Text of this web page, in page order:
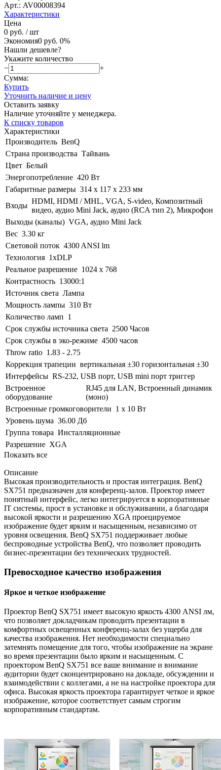
Арт.: AV00008394
Характеристики
Цена
0 руб. / шт
Экономия0 руб. 0%
Нашли дешевле?
Укажите количество
−
+
Сумма:
Купить
Уточнить наличие и цену
Оставить заявку
Наличие уточняйте у менеджера.
К списку товаров
Характеристики
Производитель BenQ
Страна производства Тайвань
Цвет Белый
Энергопотребление 420 Вт
Габаритные размеры 314 x 117 x 233 мм
Входы
HDMI, HDMI / MHL, VGA, S-video, Композитный
видео, аудио Mini Jack, аудио (RCA тип 2), Микрофон
Выходы (каналы) VGA, аудио Mini Jack
Вес 3.30 кг
Световой поток 4300 ANSI lm
Технология 1xDLP
Реальное разрешение 1024 x 768
Контрастность 13000:1
Источник света Лампа
Мощность лампы 310 Вт
Количество ламп 1
Срок службы источника света 2500 Часов
Срок службы в эко-режиме 4500 часов
Throw ratio 1.83 - 2.75
Коррекция трапеции вертикальная ±30 горизонтальная ±30
Интерфейсы RS-232, USB порт, USB mini порт триггер
Встроенное
оборудование
RJ45 для LAN, Встроенный динамик
(моно)
Встроенные громкоговорители 1 x 10 Вт
Уровень шума 36.00 Дб
Группа товара Инсталляционные
Разрешение XGA
Показать все
Описание
Высокая производительность и простая интеграция. BenQ
SX751 предназначен для конференц-залов. Проектор имеет
понятный интерфейс, легко интегрируется в корпоративные
IT системы, прост в установке и обслуживании, а благодаря
высокой яркости и разрешению XGA проецируемое
изображение будет ярким и насыщенным, независимо от
уровня освещения. BenQ SX751 поддерживает любые
беспроводные устройства BenQ, что позволяет проводить
бизнес-презентации без технических трудностей.
Превосходное качество изображения
Яркое и четкое изображение
Проектор BenQ SX751 имеет высокую яркость 4300 ANSI лм,
что позволяет докладчикам проводить презентации в
комфортных освещенных конференц-залах без ущерба для
качества изображения. Нет необходимости специально
затемнять помещение для того, чтобы изображение на экране
во время презентации было ярким и насыщенным. С
проектором BenQ SX751 все ваше внимание и внимание
аудитории будет сконцентрировано на докладе, обсуждении и
взаимодействии с коллегами, а не на настройке проектора для
офиса. Высокая яркость проектора гарантирует четкое и яркое
изображение, которое соответствует самым строгим
корпоративным стандартам.